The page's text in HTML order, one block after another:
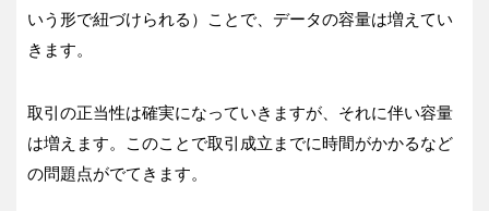
いう形で紐づけられる）ことで、データの容量は増えてい
きます。
取引の正当性は確実になっていきますが、それに伴い容量
は増えます。このことで取引成立までに時間がかかるなど
の問題点がでてきます。